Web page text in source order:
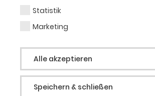
Statistik
Marketing
Alle akzeptieren
Speichern & schließen
Tenor (Gast)
Als einer der aufregendsten
gefragtesten Künstler unserer
erlangte der französische
de Barbeyrac im Jahr 2014